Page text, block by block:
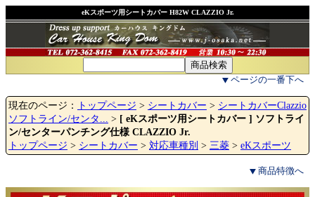
eKスポーツ用シートカバー H82W CLAZZIO Jr.
ページの一番下へ
現在のページ： トップページ > シートカバー > シートカバーClazzio
ソフトライン/センタ... > [ eKスポーツ用シートカバー ] ソフトライ
ン/センターパンチング仕様 CLAZZIO Jr.
トップページ > シートカバー > 対応車種別 > 三菱 > eKスポーツ
商品特徴へ